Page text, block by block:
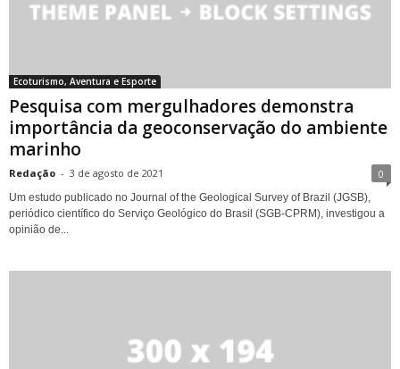
Ecoturismo, Aventura e Esporte
Pesquisa com mergulhadores demonstra
importância da geoconservação do ambiente
marinho
Redação - 3 de agosto de 2021 0
Um estudo publicado no Journal of the Geological Survey of Brazil (JGSB),
periódico científico do Serviço Geológico do Brasil (SGB-CPRM), investigou a
opinião de...